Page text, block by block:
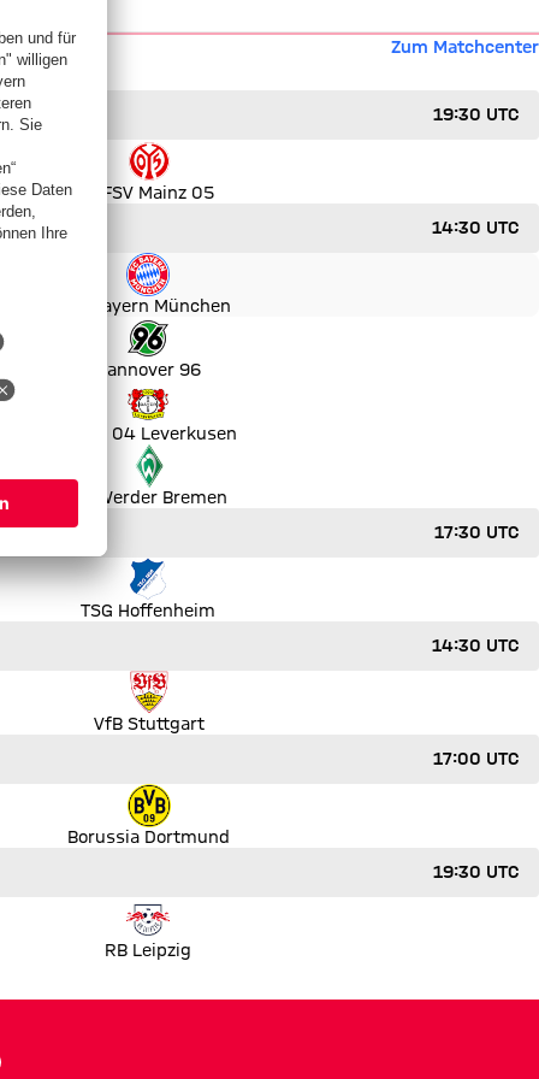
Zum Matchcenter
19:30 UTC
1. FSV Mainz 05
14:30 UTC
FC Bayern München
Hannover 96
Bayer 04 Leverkusen
SV Werder Bremen
17:30 UTC
TSG Hoffenheim
14:30 UTC
VfB Stuttgart
17:00 UTC
Borussia Dortmund
19:30 UTC
RB Leipzig